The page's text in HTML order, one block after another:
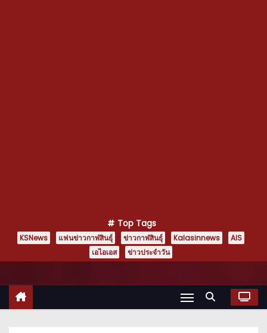
Top Tags
KSNews แฟนข่าวกาฬสินธุ์ ข่าวกาฬสินธุ์ Kalasinnews
AIS
เอไอเอส
ข่าวประจำวัน